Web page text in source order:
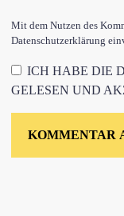
Mit dem Nutzen des
Datenschutzerklärung
ICH HABE DIE
GELESEN UND